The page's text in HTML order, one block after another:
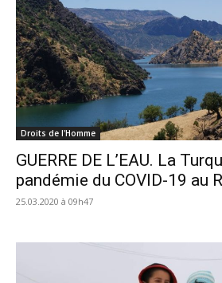
Droits de l'Homme
GUERRE DE L’EAU. La
pandémie du COVID-19 au
25.03.2020 à 09h47